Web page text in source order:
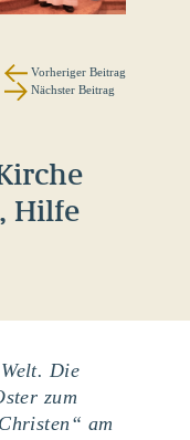
Vorheriger Beitrag
Nächster Beitrag
Hilfe
Die
zum
am